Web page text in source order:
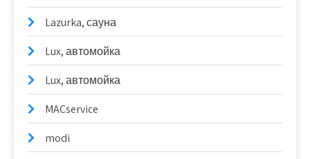
Lazurka, сауна
Lux, автомойка
Lux, автомойка
MACservice
modi